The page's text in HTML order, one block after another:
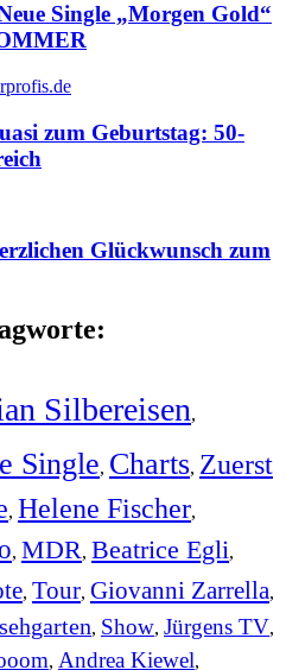
Single „Morgen Gold“
zum Geburtstag: 50-
Glückwunsch zum
Silbereisen,
Single, Charts, Zuerst
, Helene Fischer,
, MDR, Beatrice Egli,
, Tour, Giovanni Zarrella,
, Show, Jürgens TV,
, Andrea Kiewel,